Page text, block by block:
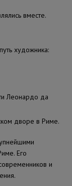
вместе.
художника:
Леонардо да
дворе в Риме.
Его
и